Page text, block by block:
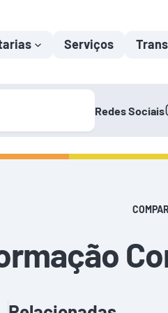
Serviços
Redes Sociais